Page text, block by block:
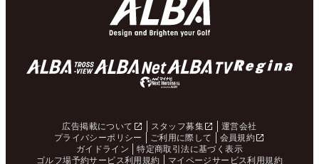
広告掲載について スタッフ募集
運営会社
プライバシーポリシー
ご利用に際して
会員規約
ガイドライン
特定商取引法に基づく表示
ゴルフ場予約サービス利用規約
マイページサービス利用規約